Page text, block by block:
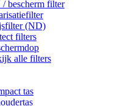
bescherm filter
(ND)
filters
alle filters
tas